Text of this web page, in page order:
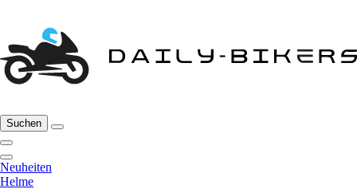
Suchen
Neuheiten
Helme